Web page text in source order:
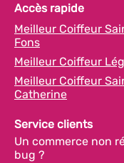
Accès rapide
Meilleur Coiffeur
Fons
Meilleur Coiffeur
Meilleur Coiffeur
Catherine
Service clients
Un commerce non
bug ?